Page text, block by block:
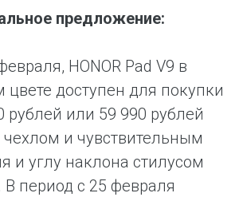
предложение:
HONOR Pad V9 в
доступен для покупки
рублей или 59 990 рублей
чехлом и чувствительным
и углу наклона стилусом
В период c 25 февраля